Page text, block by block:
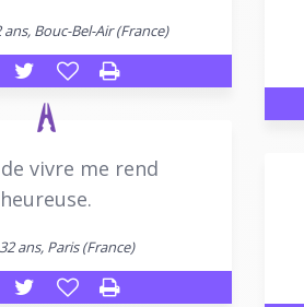
Bouc-Bel-Air (France)
vivre me rend
heureuse.
ans, Paris (France)